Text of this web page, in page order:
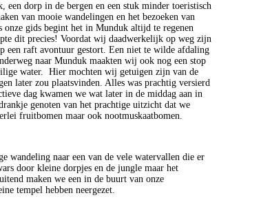
een dorp in de bergen en een stuk minder toeristisch
van mooie wandelingen en het bezoeken van
gids begint het in Munduk altijd te regenen
dit precies! Voordat wij daadwerkelijk op weg zijn
een raft avontuur gestort. Een niet te wilde afdaling
naar Munduk maakten wij ook nog een stop
water. Hier mochten wij getuigen zijn van de
later zou plaatsvinden. Alles was prachtig versierd
dag kwamen we wat later in de middag aan in
genoten van het prachtige uitzicht dat we
fruitbomen maar ook nootmuskaatbomen.
wandeling naar een van de vele watervallen die er
door kleine dorpjes en de jungle maar het
maken we een in de buurt van onze
tempel hebben neergezet.